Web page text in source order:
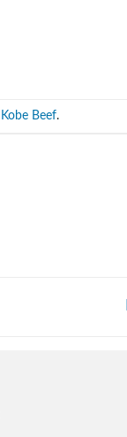
Kobe Beef.